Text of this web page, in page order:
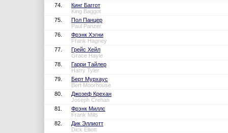
74.
Кинг Баггот
King Baggot
75.
Пол Панцер
Paul Panzer
76.
Фрэнк Хэгни
Frank Hagney
77.
Грейс Хейл
Grace Hayle
78.
Гарри Тайлер
Harry Tyler
79.
Берт Мурхаус
Bert Moorhouse
80.
Джозеф Крехан
Joseph Crehan
81.
Фрэнк Миллс
Frank Mills
82.
Дик Эллиотт
Dick Elliott